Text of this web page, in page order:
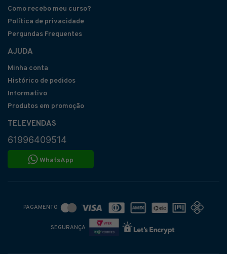
Como recebo meu curso?
Política de privacidade
Pergundas Frequentes
AJUDA
Minha conta
Histórico de pedidos
Informativo
Produtos em promoção
TELEVENDAS
61996409514
WhatsApp
PAGAMENTO
SEGURANÇA